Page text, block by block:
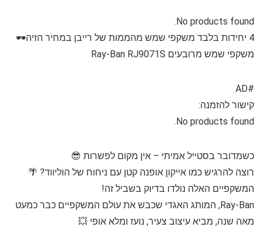
No products found.
4 יחידות בלבד משקפי שמש מהממות של רייבן במחיר הזיה🕶️
משקפי שמש מרובעים Ray-Ban RJ9071S
#AD
קישור להזמנה:
No products found.
כשמדובר בסטייל אמיתי – אין מקום לפשרות 😎
רוצה להרגיש כמו אייקון אופנה קטן עם ניחוח של הוליווד? 🌴
המשקפיים האלה נולדו בדיוק בשביל זה!
Ray-Ban, המותג האגדי שכבש את עולם המשקפיים כבר כמעט
מאה שנה, מביא עיצוב צעיר, נועז ומלא אופי 💥